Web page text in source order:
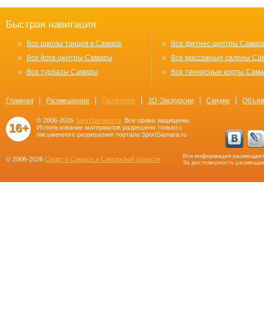
Быстрая навигация
Все школы танцев в Самаре
Все йога-центры Самары
Все турбазы Самары
Все фитнес-центры
Все массажные салоны
Все теннисные корты
Главная Размещение Полезное 3D-Экскурсии Скидки
16+
© 2006-2026 SportSamara.ru . Все права защищены.
Использование материалов разрешено только с
письменного разрешения портала SportSamara.ru
© 2006-2026 Спорт в Самаре и Самарской области
Вся информация
За достоверность